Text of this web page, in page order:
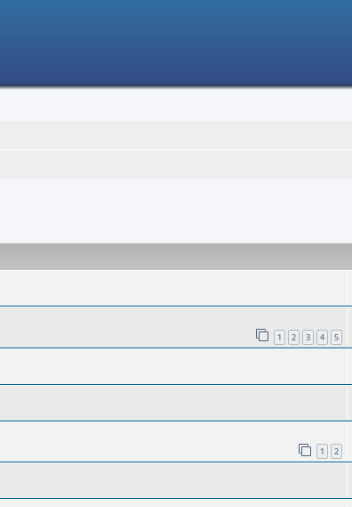
1 2 3 4 5
1 2